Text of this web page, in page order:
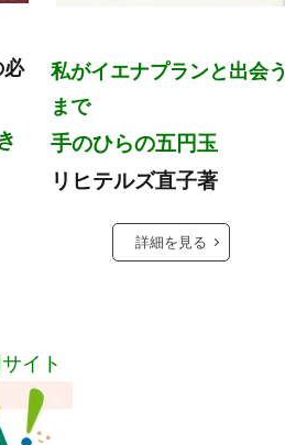
必
私がイエナプランと出会う
まで
手のひらの五円玉
リヒテルズ直子著
詳細を見る
イト